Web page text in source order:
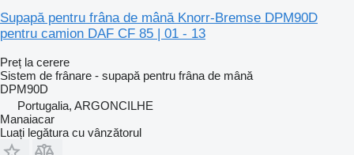
Supapă pentru frâna de mână Knorr-Bremse DPM90D
pentru camion DAF CF 85 | 01 - 13
Preț la cerere
Sistem de frânare - supapă pentru frâna de mână
DPM90D
Portugalia, ARGONCILHE
Manaiacar
Luați legătura cu vânzătorul